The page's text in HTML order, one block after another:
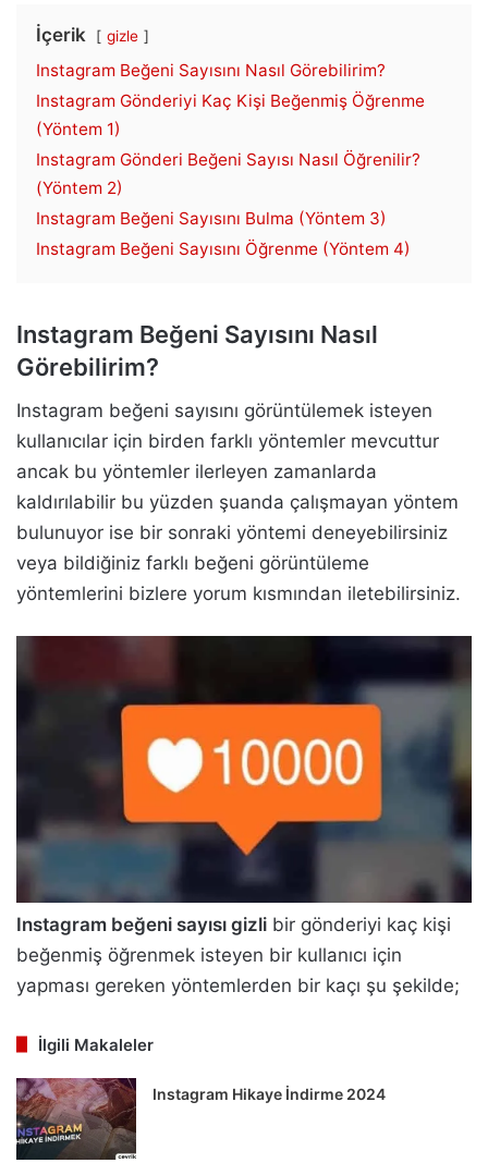
İçerik gizle
Instagram Beğeni Sayısını Nasıl Görebilirim?
Instagram Gönderiyi Kaç Kişi Beğenmiş Öğrenme
(Yöntem 1)
Instagram Gönderi Beğeni Sayısı Nasıl Öğrenilir?
(Yöntem 2)
Instagram Beğeni Sayısını Bulma (Yöntem 3)
Instagram Beğeni Sayısını Öğrenme (Yöntem 4)
Instagram Beğeni Sayısını Nasıl
Görebilirim?
Instagram beğeni sayısını görüntülemek isteyen
kullanıcılar için birden farklı yöntemler mevcuttur
ancak bu yöntemler ilerleyen zamanlarda
kaldırılabilir bu yüzden şuanda çalışmayan yöntem
bulunuyor ise bir sonraki yöntemi deneyebilirsiniz
veya bildiğiniz farklı beğeni görüntüleme
yöntemlerini bizlere yorum kısmından iletebilirsiniz.
Instagram beğeni sayısı gizli bir gönderiyi kaç kişi
beğenmiş öğrenmek isteyen bir kullanıcı için
yapması gereken yöntemlerden bir kaçı şu şekilde;
İlgili Makaleler
Instagram Hikaye İndirme 2024